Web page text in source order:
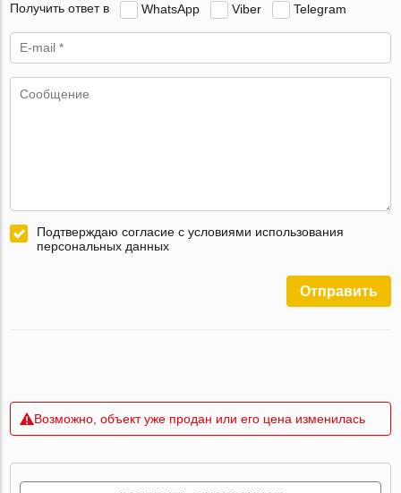
Получить ответ в WhatsApp Viber Telegram
Подтверждаю согласие с условиями использования
персональных данных
Отправить
Возможно, объект уже продан или его цена изменилась